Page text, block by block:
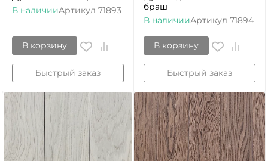
В наличииАртикул 71893
В корзину
Быстрый заказ
браш
В наличииАртикул 71894
В корзину
Быстрый заказ